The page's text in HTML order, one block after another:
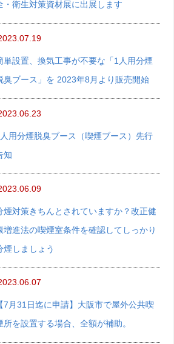
・衛生対策資材展に出展します
単設置、換気工事が不要な「1人用分煙
臭ブース」を 2023年8月より販売開始
用分煙脱臭ブース（喫煙ブース）先行
知
煙対策きちんとされていますか？改正健
増進法の喫煙室条件を確認してしっかり
煙しましょう
【7月31日迄に申請】大阪市で屋外公共喫
所を設置する場合、全額が補助。